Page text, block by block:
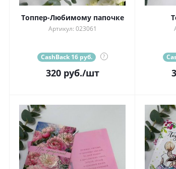
Топпер-Любимому папочке
Артикул: 023061
CashBack 16 руб. ?
320руб./шт